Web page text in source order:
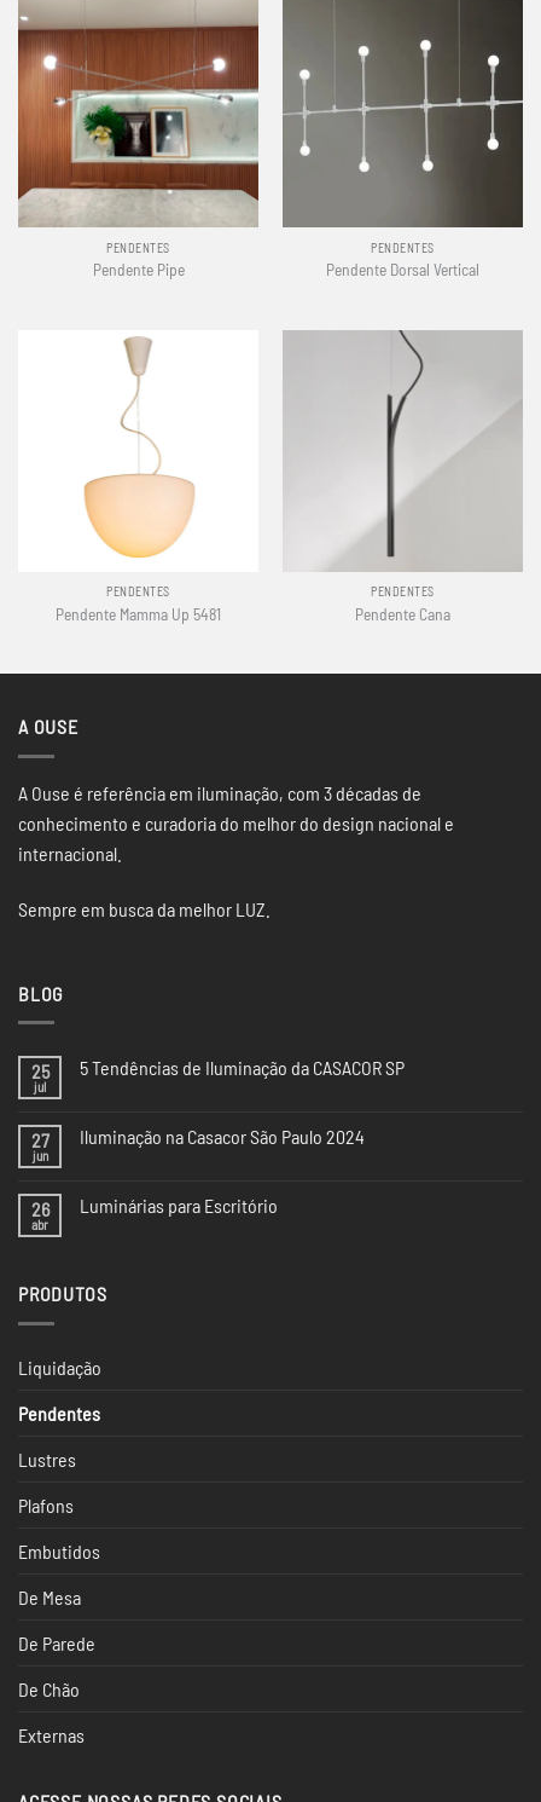
PENDENTES
Pendente Pipe
PENDENTES
Pendente Dorsal Vertical
PENDENTES
Pendente Mamma Up 5481
PENDENTES
Pendente Cana
A OUSE
A Ouse é referência em iluminação, com 3 décadas de
conhecimento e curadoria do melhor do design nacional e
internacional.
Sempre em busca da melhor LUZ.
BLOG
25
jul
5 Tendências de Iluminação da CASACOR SP
da
CASACOR
27
jun
Iluminação na Casacor São Paulo 2024
Iluminação
2024
26
abr
Luminárias para Escritório
para
PRODUTOS
Liquidação
Pendentes
Lustres
Plafons
Embutidos
De Mesa
De Parede
De Chão
Externas